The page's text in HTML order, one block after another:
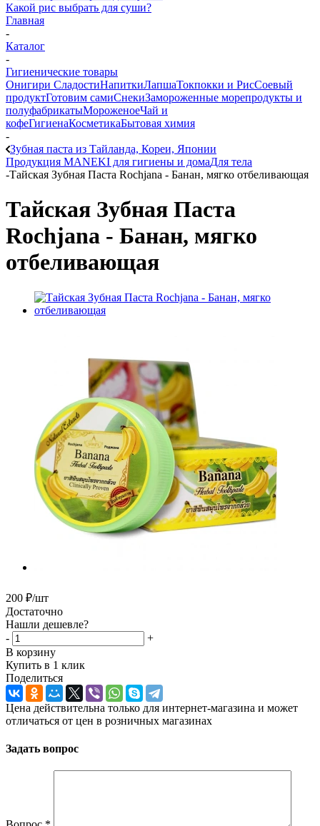
Какой рис выбрать для суши?
Главная
-
Каталог
-
Гигиенические товары
Онигири СладостиНапиткиЛапшаТокпокки и РисСоевый
продуктГотовим самиСнекиЗамороженные морепродукты и
полуфабрикатыМороженоеЧай и
кофеГигиенаКосметикаБытовая химия
-
Зубная паста из Тайланда, Кореи, Японии
Продукция MANEKI для гигиены и домаДля тела
-Тайская Зубная Паста Rochjana - Банан, мягко отбеливающая
Тайская Зубная Паста
Rochjana - Банан, мягко
отбеливающая
200 ₽/шт
Достаточно
Нашли дешевле?
-
+
В корзину
Купить в 1 клик
Поделиться
Цена действительна только для интернет-магазина и может
отличаться от цен в розничных магазинах
Задать вопрос